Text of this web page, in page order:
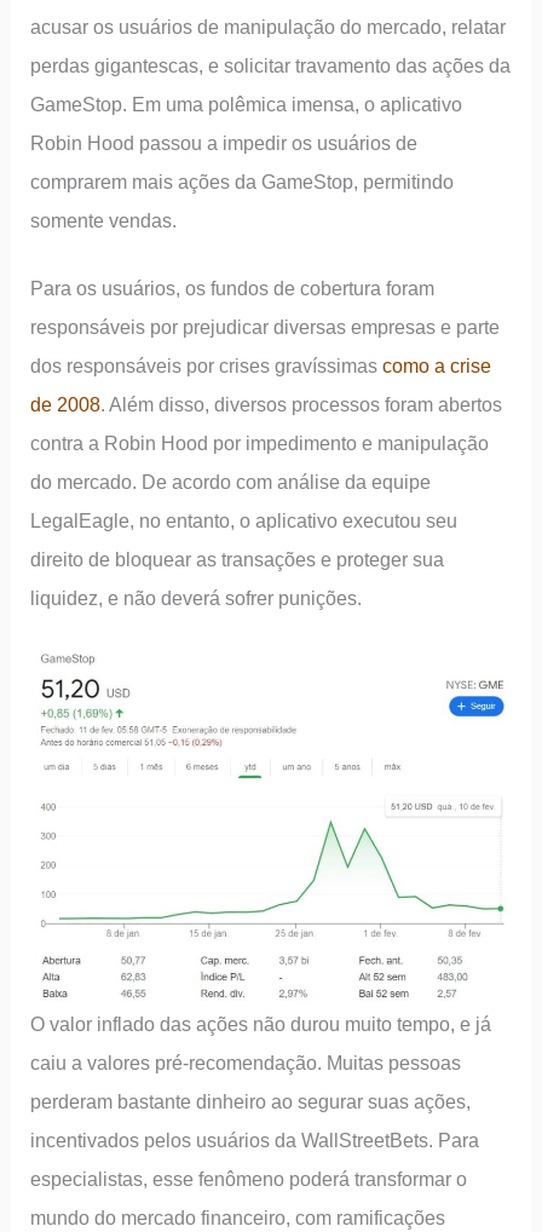
acusar os usuários de manipulação do mercado, relatar
perdas gigantescas, e solicitar travamento das ações da
GameStop. Em uma polêmica imensa, o aplicativo
Robin Hood passou a impedir os usuários de
comprarem mais ações da GameStop, permitindo
somente vendas.
Para os usuários, os fundos de cobertura foram
responsáveis por prejudicar diversas empresas e parte
dos responsáveis por crises gravíssimascomo a crise
de 2008. Além disso, diversos processos foram abertos
contra a Robin Hood por impedimento e manipulação
do mercado. De acordo com análise da equipe
LegalEagle, no entanto, o aplicativo executou seu
direito de bloquear as transações e proteger sua
liquidez, e não deverá sofrer punições.
O valor inflado das ações não durou muito tempo, e já
caiu a valores pré-recomendação. Muitas pessoas
perderam bastante dinheiro ao segurar suas ações,
incentivados pelos usuários da WallStreetBets. Para
especialistas, esse fenômeno poderá transformar o
mundo do mercado financeiro, com ramificações